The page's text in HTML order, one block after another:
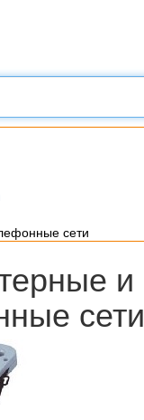
сети
и
сети